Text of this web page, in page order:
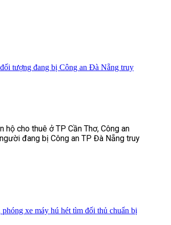
tượng đang bị Công an Đà Nẵng truy
hộ cho thuê ở TP Cần Thơ, Công an
đang bị Công an TP Đà Nẵng truy
xe máy hú hét tìm đối thủ chuẩn bị